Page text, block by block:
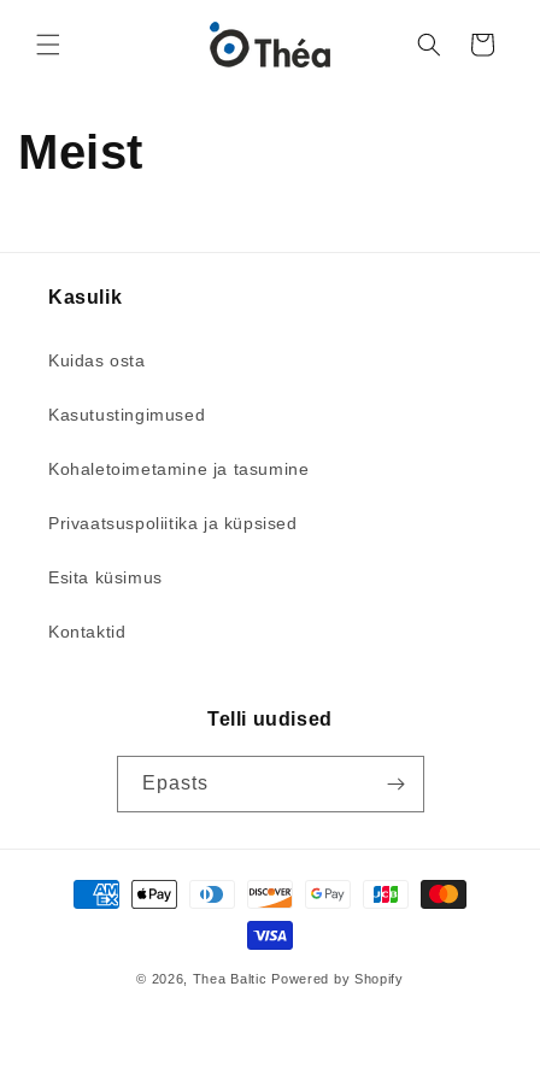
Ostukorv
Meist
Kasulik
Kuidas osta
Kasutustingimused
Kohaletoimetamine ja tasumine
Privaatsuspoliitika ja küpsised
Esita küsimus
Kontaktid
Telli uudised
Epasts
Maksevõimalused
© 2026, Thea Baltic Powered by Shopify